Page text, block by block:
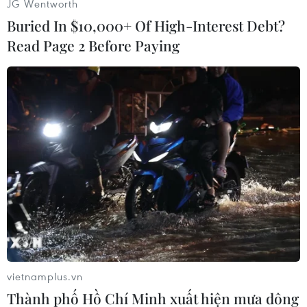
#Sét đánh #Gây thương tích
#Tử vong
#Sét đánh do tiếp xúc
#Sét đánh tạt ngang
TP. Hà Nội
Theo dõi VietnamPlus
TIN LIÊN QUAN
JG Wentworth
Buried In $10,000+ Of High-Interest Debt?
Read Page 2 Before Paying
vietnamplus.vn
Thành phố Hồ Chí Minh xuất hiện mưa dông